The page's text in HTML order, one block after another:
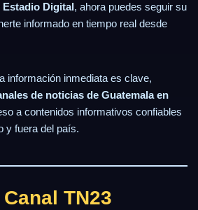
Estadio Digital, ahora puedes seguir su
informado en tiempo real desde
información inmediata es clave,
de noticias de Guatemala en
a contenidos informativos confiables
y fuera del país.
TN23